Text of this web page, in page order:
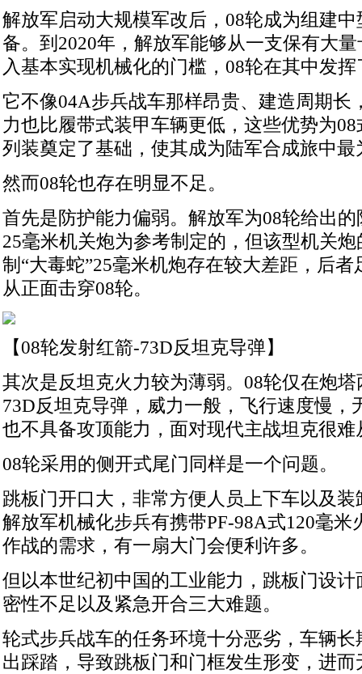
解放军启动大规模军改后，08轮成为组建
备。到2020年，解放军能够从一支保有大
入基本实现机械化的门槛，08轮在其中发
它不像04A步兵战车那样昂贵、建造周期长
力也比履带式装甲车辆更低，这些优势为
列装奠定了基础，使其成为陆军合成旅中
然而08轮也存在明显不足。
首先是防护能力偏弱。解放军为08轮给出
25毫米机关炮为参考制定的，但该型机关
制“大毒蛇”25毫米机炮存在较大差距，后者
从正面击穿08轮。
【08轮发射红箭-73D反坦克导弹】
其次是反坦克火力较为薄弱。08轮仅在炮
73D反坦克导弹，威力一般，飞行速度慢，
也不具备攻顶能力，面对现代主战坦克很
08轮采用的侧开式尾门同样是一个问题。
跳板门开口大，非常方便人员上下车以及
解放军机械化步兵有携带PF-98A式120毫米
作战的需求，有一扇大门会便利许多。
但以本世纪初中国的工业能力，跳板门设
密性不足以及紧急开合三大难题。
轮式步兵战车的任务环境十分恶劣，车辆
出踩踏，导致跳板门和门框发生形变，进